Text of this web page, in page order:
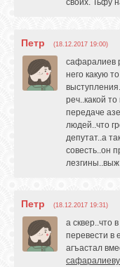
Петр (18.12.2017 19:00)
сафаралиев
него какую
реч..какой
передаче
людей..что
депутат..а
совесть..он
лезгины..выж
Петр (18.12.2017 19:31)
а сквер..что
перевести в
агъастал